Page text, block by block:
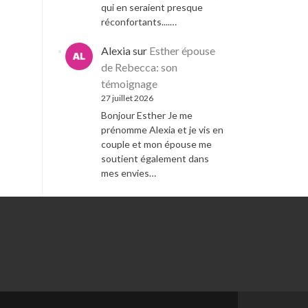
qui en seraient presque
réconfortants....…
Alexiasur Esther épouse
de Rebecca: son
témoignage
27 juillet 2026
Bonjour Esther Je me
prénomme Alexia et je vis en
couple et mon épouse me
soutient également dans
mes envies…